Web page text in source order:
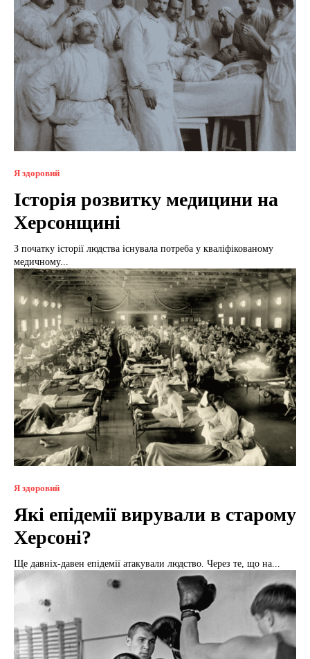
Я здоровий
Історія розвитку медицини на
Херсонщині
З початку історії людства існувала потреба у кваліфікованому
медичному...
Я здоровий
Які епідемії вирували в старому
Херсоні?
Ще давніх-давен епідемії атакували людство. Через те, що на...